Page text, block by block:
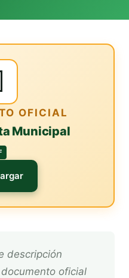
OFICIAL
Municipal
oficial